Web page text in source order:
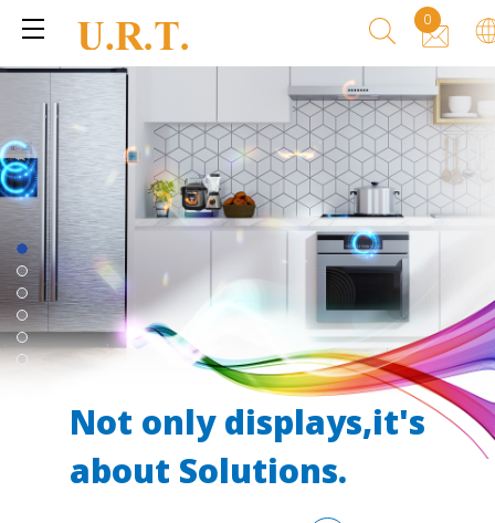
0
Not only displays,it's
about Solutions.
Not only displays,it's
about Solutions.